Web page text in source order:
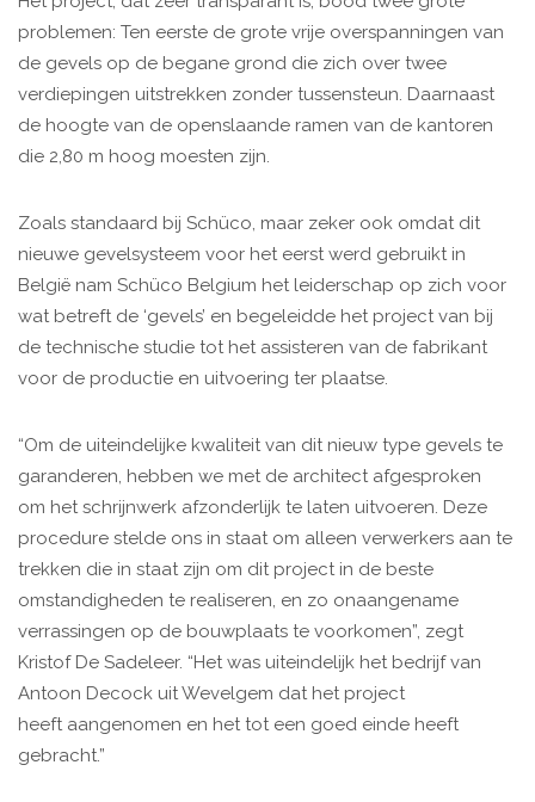
problemen: Ten eerste de grote vrije overspanningen van
de gevels op de begane grond die zich over twee
verdiepingen uitstrekken zonder tussensteun. Daarnaast
de hoogte van de openslaande ramen van de kantoren
die 2,80 m hoog moesten zijn.
Zoals standaard bij Schüco, maar zeker ook omdat dit
nieuwe gevelsysteem voor het eerst werd gebruikt in
België nam Schüco Belgium het leiderschap op zich voor
wat betreft de ‘gevels’ en begeleidde het project van bij
de technische studie tot het assisteren van de fabrikant
voor de productie en uitvoering ter plaatse.
“Om de uiteindelijke kwaliteit van dit nieuw type gevels te
garanderen, hebben we met de architect afgesproken
om het schrijnwerk afzonderlijk te laten uitvoeren. Deze
procedure stelde ons in staat om alleen verwerkers aan te
trekken die in staat zijn om dit project in de beste
omstandigheden te realiseren, en zo onaangename
verrassingen op de bouwplaats te voorkomen”, zegt
Kristof De Sadeleer. “Het was uiteindelijk het bedrijf van
Antoon Decock uit Wevelgem dat het project
heeft aangenomen en het tot een goed einde heeft
gebracht.”